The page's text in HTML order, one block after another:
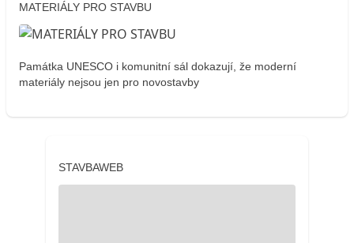
MATERIÁLY PRO STAVBU
Památka UNESCO i komunitní sál dokazují, že moderní
materiály nejsou jen pro novostavby
STAVBAWEB